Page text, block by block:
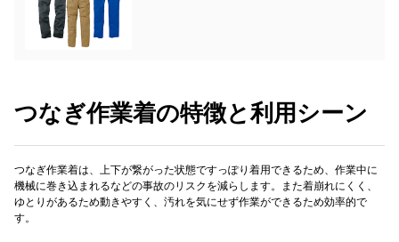
つなぎ作業着の特徴と利用シーン
つなぎ作業着は、上下が繋がった状態ですっぽり着用できるため、作業中に
機械に巻き込まれるなどの事故のリスクを減らします。また着崩れにくく、
ゆとりがあるため動きやすく、汚れを気にせず作業ができるため効率的で
す。